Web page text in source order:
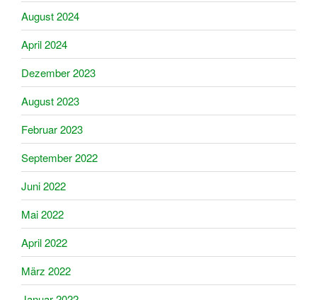
August 2024
April 2024
Dezember 2023
August 2023
Februar 2023
September 2022
Juni 2022
Mai 2022
April 2022
März 2022